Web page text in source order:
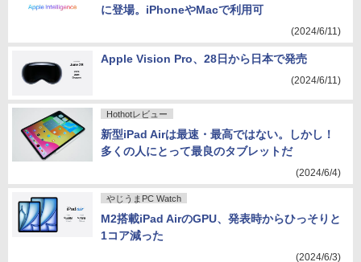
に登場。iPhoneやMacで利用可
(2024/6/11)
Apple Vision Pro、28日から日本で発売
(2024/6/11)
Hothotレビュー
新型iPad Airは最速・最高ではない。しかし！
多くの人にとって最良のタブレットだ
(2024/6/4)
やじうまPC Watch
M2搭載iPad AirのGPU、発表時からひっそりと
1コア減った
(2024/6/3)